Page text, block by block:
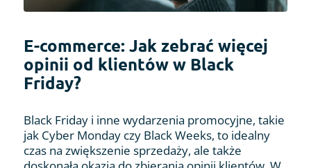
E-commerce: Jak zebrać więcej
opinii od klientów w Black
Friday?
Black Friday i inne wydarzenia promocyjne, takie
jak Cyber Monday czy Black Weeks, to idealny
czas na zwiększenie sprzedaży, ale także